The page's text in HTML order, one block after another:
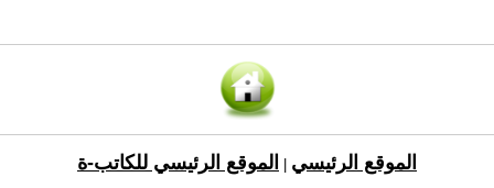
الموقع الرئيسي الموقع الرئيسي للكاتب-ة